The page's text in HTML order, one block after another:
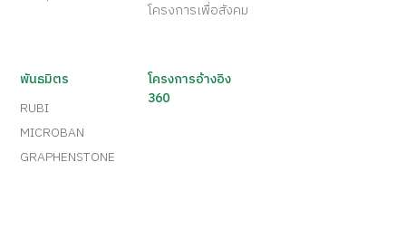
โครงการเพื่อสังคม
พันธมิตร
RUBI
MICROBAN
GRAPHENSTONE
โครงการอ้างอิง
360